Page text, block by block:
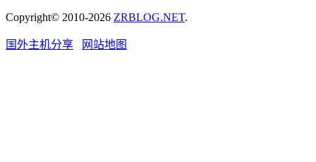
Copyright© 2010-2026 ZRBLOG.NET.
国外主机分享 网站地图